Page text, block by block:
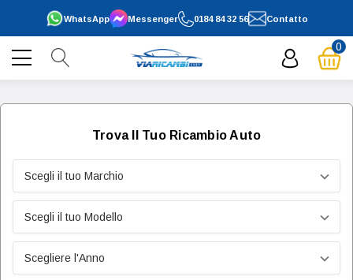
0184 84 32 56
WhatsApp Contatto
Messenger
0
Trova Il Tuo Ricambio Auto